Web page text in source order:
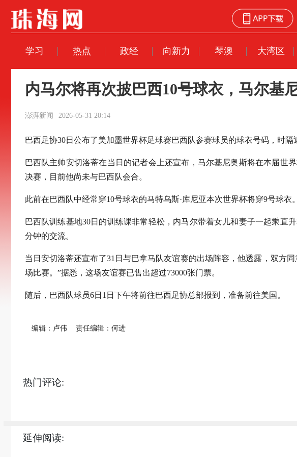
学习 热点 政经 向新力 琴澳 大湾区
内马尔将再次披巴西10号球衣，马尔基
澎湃新闻 2026-05-31 20:14
巴西足协30日公布了美加墨世界杯足球赛巴西队参赛球员的球衣号码，时隔
巴西队主帅安切洛蒂在当日的记者会上还宣布，马尔基尼奥斯将在本届世
决赛，目前他尚未与巴西队会合。
此前在巴西队中经常穿10号球衣的马特乌斯·库尼亚本次世界杯将穿9号球衣
巴西队训练基地30日的训练课非常轻松，内马尔带着女儿和妻子一起乘直
分钟的交流。
当日安切洛蒂还宣布了31日与巴拿马队友谊赛的出场阵容，他透露，双方
场比赛。”据悉，这场友谊赛已售出超过73000张门票。
随后，巴西队球员6日1日下午将前往巴西足协总部报到，准备前往美国。
编辑：卢伟 责任编辑：何进
热门评论:
延伸阅读: